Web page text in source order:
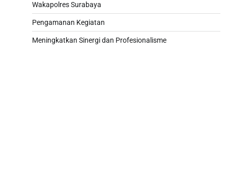
Wakapolres Surabaya
Pengamanan Kegiatan
Meningkatkan Sinergi dan Profesionalisme